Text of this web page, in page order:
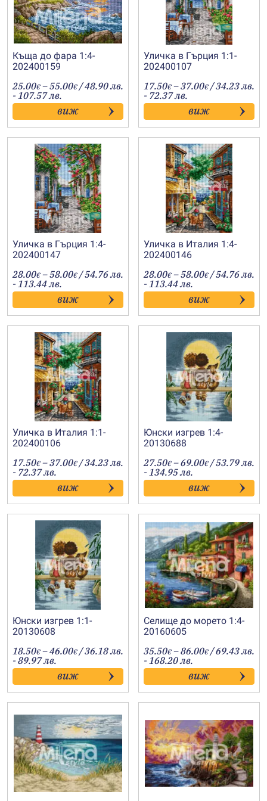
Къща до фара 1:4-
202400159
25.00€ –55.00€Price
range:
25.00€
through
55.00€
/ 48.90 лв.
- 107.57 лв.
виж
Уличка в Гърция 1:1-
202400107
17.50€ –37.00€Price
range:
17.50€
through
37.00€
/ 34.23 лв.
- 72.37 лв.
виж
Уличка в Гърция 1:4-
202400147
28.00€ –58.00€Price
range:
28.00€
through
58.00€
/ 54.76 лв.
- 113.44 лв.
виж
Уличка в Италия 1:4-
202400146
28.00€ –58.00€Price
range:
28.00€
through
58.00€
/ 54.76 лв.
- 113.44 лв.
виж
Уличка в Италия 1:1-
202400106
17.50€ –37.00€Price
range:
17.50€
through
37.00€
/ 34.23 лв.
- 72.37 лв.
виж
Юнски изгрев 1:4-
20130688
27.50€ –69.00€Price
range:
27.50€
through
69.00€
/ 53.79 лв.
- 134.95 лв.
виж
Юнски изгрев 1:1-
20130608
18.50€ –46.00€Price
range:
18.50€
through
46.00€
/ 36.18 лв.
- 89.97 лв.
виж
Селище до морето 1:4-
20160605
35.50€ –86.00€Price
range:
35.50€
through
86.00€
/ 69.43 лв.
- 168.20 лв.
виж